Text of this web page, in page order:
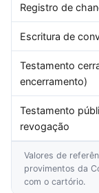
Registro de
Escritura de
Testamento
encerramento)
Testamento
revogação
Valores de
provimentos da
com o cartório.